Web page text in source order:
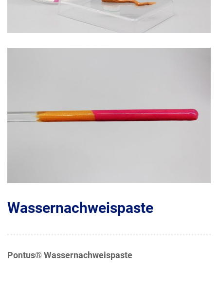
Wassernachweispaste
Pontus® Wassernachweispaste